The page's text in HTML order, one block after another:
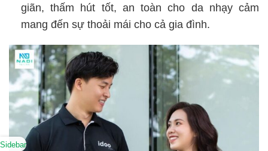
giãn, thấm hút tốt, an toàn cho da nhạy cảm
mang đến sự thoải mái cho cả gia đình.
Sidebar